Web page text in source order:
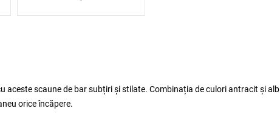
scaune de bar subțiri și stilate. Combinația de culori antracit și alb
orice încăpere.